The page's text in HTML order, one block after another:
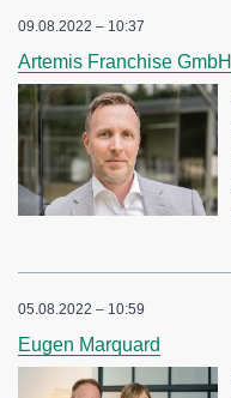
09.08.2022 – 10:37
Artemis Franchise GmbH
05.08.2022 – 10:59
Eugen Marquard